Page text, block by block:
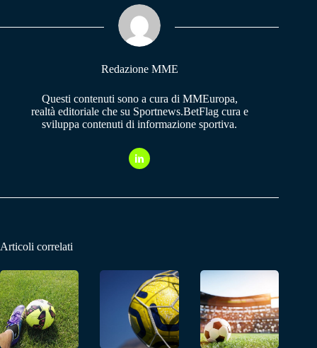
pp m
Redazione MME
Questi contenuti sono a cura di MMEuropa,
realtà editoriale che su Sportnews.BetFlag cura e
sviluppa contenuti di informazione sportiva.
Articoli correlati